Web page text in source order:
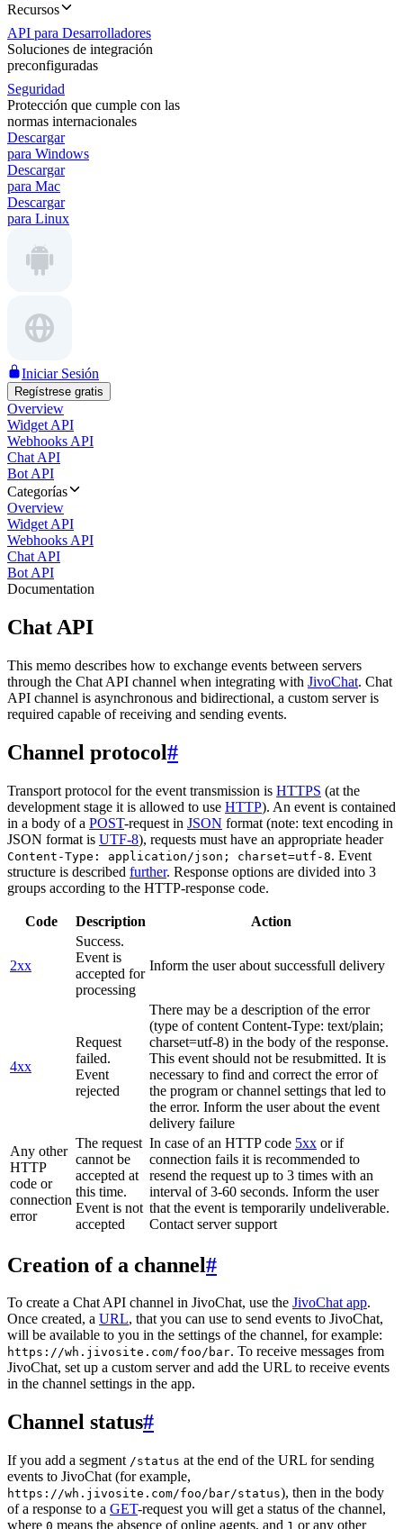
Recursos
API para Desarrolladores
Soluciones de integración
preconfiguradas
Seguridad
Protección que cumple con las
normas internacionales
Descargar
para Windows
Descargar
para Mac
Descargar
para Linux
Iniciar Sesión
Regístrese gratis
Overview
Widget API
Webhooks API
Chat API
Bot API
Categorías
Overview
Widget API
Webhooks API
Chat API
Bot API
Documentation
Chat API
This memo describes how to exchange events between servers
through the Chat API channel when integrating with JivoChat. Chat
API channel is asynchronous and bidirectional, a custom server is
required capable of receiving and sending events.
Channel protocol#
Transport protocol for the event transmission is HTTPS (at the
development stage it is allowed to use HTTP). An event is contained
in a body of a POST-request in JSON format (note: text encoding in
JSON format is UTF-8), requests must have an appropriate header
Content-Type: application/json; charset=utf-8. Event
structure is described further. Response options are divided into 3
groups according to the HTTP-response code.
Code Description Action
2xx
Success.
Event is
accepted for
processing
Inform the user about successfull delivery
4xx
Request
failed.
Event
rejected
There may be a description of the error
(type of content Content-Type: text/plain;
charset=utf-8) in the body of the response.
This event should not be resubmitted. It is
necessary to find and correct the error of
the program or channel settings that led to
the error. Inform the user about the event
delivery failure
Any other
HTTP
code or
connection
error
The request
cannot be
accepted at
this time.
Event is not
accepted
In case of an HTTP code 5xx or if
connection fails it is recommended to
resend the request up to 3 times with an
interval of 3-60 seconds. Inform the user
that the event is temporarily undeliverable.
Contact server support
Creation of a channel#
To create a Chat API channel in JivoChat, use the JivoChat app.
Once created, a URL, that you can use to send events to JivoChat,
will be available to you in the settings of the channel, for example:
https://wh.jivosite.com/foo/bar. To receive messages from
JivoChat, set up a custom server and add the URL to receive events
in the channel settings in the app.
Channel status#
If you add a segment /status at the end of the URL for sending
events to JivoChat (for example,
https://wh.jivosite.com/foo/bar/status), then in the body
of a response to a GET-request you will get a status of the channel,
where 0 means the absence of online agents, and 1 or any other